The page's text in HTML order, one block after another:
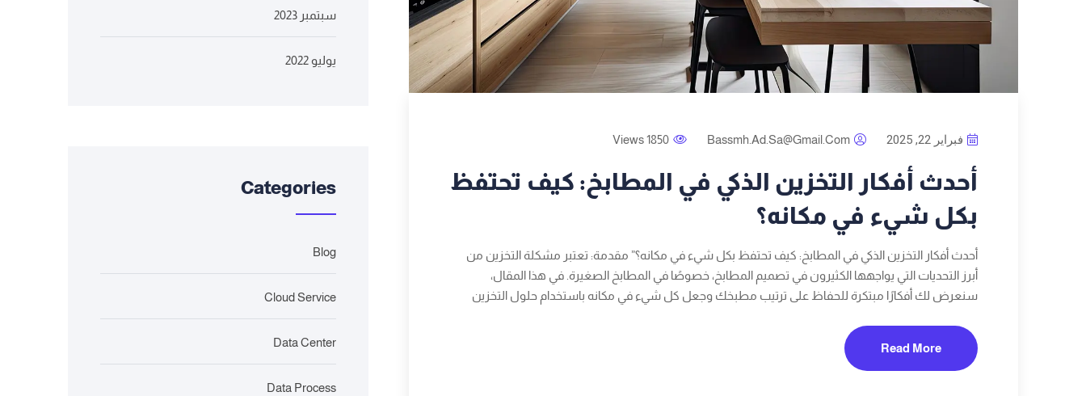
فبراير 22, 2025 Bassmh.ad.sa@gmail.com
1850 Views
أحدث أفكار التخزين الذكي في المطابخ: كيف تحتفظ
بكل شيء في مكانه؟
أحدث أفكار التخزين الذكي في المطابخ: كيف تحتفظ بكل شيء في مكانه؟” مقدمة: تعتبر مشكلة التخزين من
أبرز التحديات التي يواجهها الكثيرون في تصميم المطابخ، خصوصًا في المطابخ الصغيرة. في هذا المقال،
سنعرض لك أفكارًا مبتكرة للحفاظ على ترتيب مطبخك وجعل كل شيء في مكانه باستخدام حلول التخزين
Read More
سبتمبر 2023
يوليو 2022
Categories
Blog
Cloud Service
Data Center
Data Process